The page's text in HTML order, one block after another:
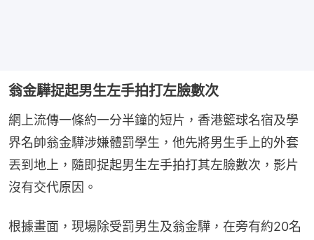
翁金驊捉起男生左手拍打左臉數次
網上流傳一條約一分半鐘的短片，香港籃球名宿及學
界名帥翁金驊涉嫌體罰學生，他先將男生手上的外套
丟到地上，隨即捉起男生左手拍打其左臉數次，影片
沒有交代原因。
根據畫面，現場除受罰男生及翁金驊，在旁有約20名